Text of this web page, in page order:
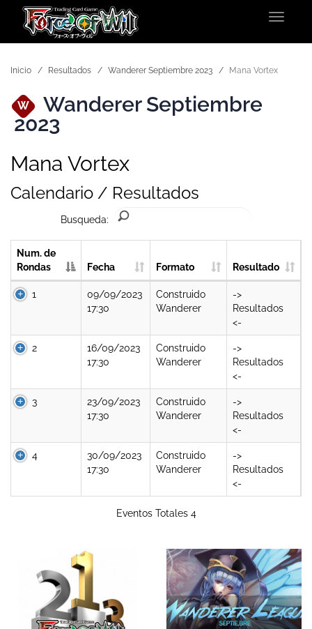
Toggle
Inicio Resultados Wanderer Septiembre 2023 Mana Vortex
W Wanderer Septiembre
2023
Mana Vortex
Calendario / Resultados
Busqueda:
Num. de
Rondas
Fecha Formato Resultado
1
09/09/2023
17:30
Construido
Wanderer
->
Resultados
<-
2
16/09/2023
17:30
Construido
Wanderer
->
Resultados
<-
3
23/09/2023
17:30
Construido
Wanderer
->
Resultados
<-
4
30/09/2023
17:30
Construido
Wanderer
->
Resultados
<-
Eventos Totales 4